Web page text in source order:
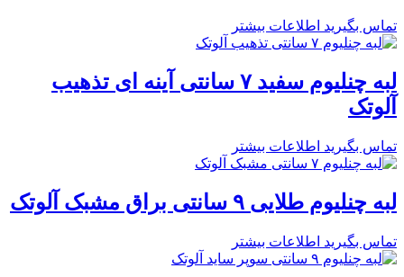
تماس بگیرید اطلاعات بیشتر
لبه چنلیوم سفید ۷ سانتی آینه ای تذهیب
آلوتک
تماس بگیرید اطلاعات بیشتر
لبه چنلیوم طلایی ۹ سانتی براق مشبک آلوتک
تماس بگیرید اطلاعات بیشتر